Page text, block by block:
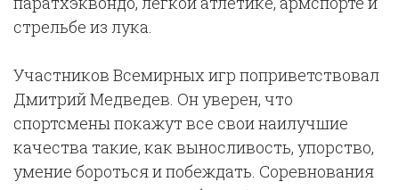
стрельбе из лука.
Участников Всемирных игр поприветствовал
Дмитрий Медведев. Он уверен, что
спортсмены покажут все свои наилучшие
качества такие, как выносливость, упорство,
умение бороться и побеждать. Соревнования